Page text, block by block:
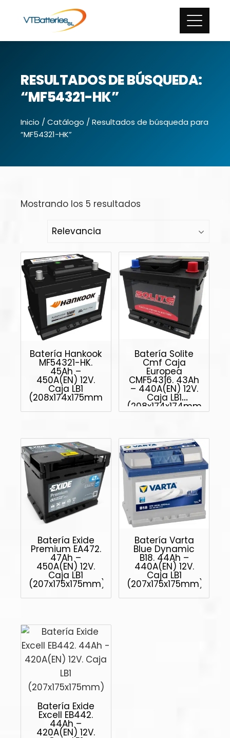
RESULTADOS DE BÚSQUEDA:
“MF54321-HK”
Inicio / Catálogo / Resultados de búsqueda para
“MF54321-HK”
Mostrando los 5 resultados
Batería Hankook
MF54321-HK.
45Ah –
450A(EN) 12V.
Caja LB1
(208x174x175mm)
Batería Solite
Cmf Caja
Europea
CMF54316. 43Ah
– 440A(EN) 12V.
Caja LB1
(208x174x174mm)
Batería Exide
Premium EA472.
47Ah –
450A(EN) 12V.
Caja LB1
(207x175x175mm)
Batería Varta
Blue Dynamic
B18. 44Ah –
440A(EN) 12V.
Caja LB1
(207x175x175mm)
Batería Exide
Excell EB442.
44Ah –
420A(EN) 12V.